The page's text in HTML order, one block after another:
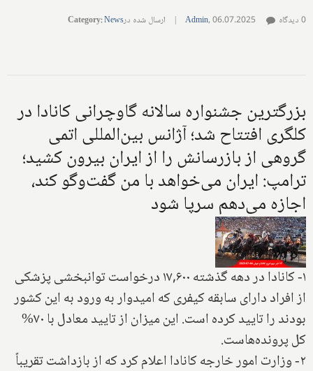
Admin,06.07.2025
| ارسال شده در Category:News 0 دیدگاه
بزرگترین جشنواره سالانه گاوچرانی کانادا در
کلگری افتتاح شد؛ آژانس بین‌المللی اتمی
گروهی از بازرسانش را از ایران بیرون کشید؛
ترامپ: ایران می‌خواهد با من گفت‌وگو کند،
اجازه می‌دهم سرپا شود
۱- کانادا در دهه گذشته ۱۷,۶۰۰ درخواست توانبخشی پزشکی
از افراد دارای سابقه کیفری که امیدوار به ورود به این کشور
بودند را تایید کرده است. این میزان از تایید معادل با ۷۰%
کل پرونده‌هاست.
۲- وزارت امور خارجه کانادا اعلام کرد که از بازداشت تقریباً